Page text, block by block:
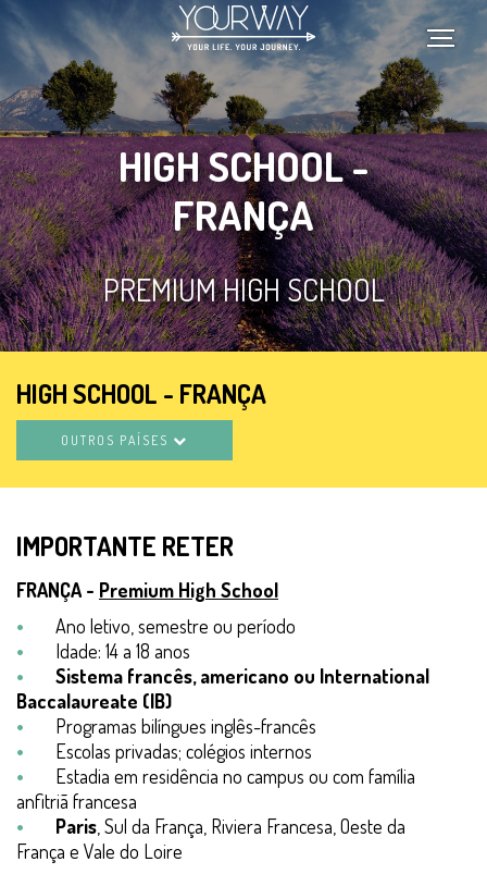
Passar
para
conteúdo
principal
HIGH SCHOOL -
FRANÇA
PREMIUM HIGH SCHOOL
HIGH SCHOOL - FRANÇA
OUTROS PAÍSES
IMPORTANTE RETER
FRANÇA - Premium High School
Ano letivo, semestre ou período
Idade: 14 a 18 anos
Sistema francês, americano ou International
Baccalaureate (IB)
Programas bilíngues inglês-francês
Escolas privadas; colégios internos
Estadia em residência no campus ou com família
anfitriã francesa
Paris , Sul da França, Riviera Francesa, Oeste da
França e Vale do Loire